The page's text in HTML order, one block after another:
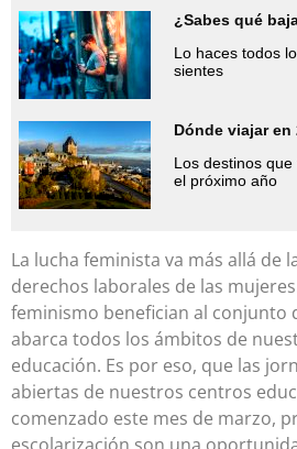
¿Sabes qué
Lo haces todos
sientes
Dónde viajar en
Los destinos
el próximo año
La lucha feminista va más allá de
derechos laborales de las
feminismo benefician al conjunto
abarca todos los ámbitos de
educación. Es por eso, que las
abiertas de nuestros centros
comenzado este mes de marzo,